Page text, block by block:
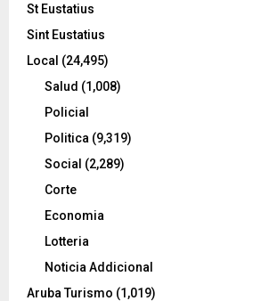
St Eustatius
Sint Eustatius
Local (24,495)
Salud (1,008)
Policial
Politica (9,319)
Social (2,289)
Corte
Economia
Lotteria
Noticia Addicional
Aruba Turismo (1,019)